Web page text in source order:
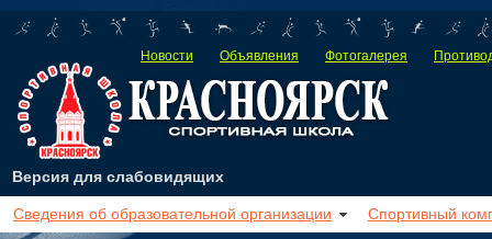
Новости Объявления Фотогалерея
Версия для слабовидящих
Сведения об образовательной организации Спортивный